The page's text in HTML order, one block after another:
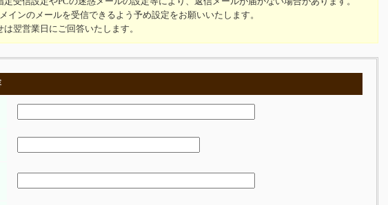
インのメールを受信できるよう予め設定をお願いいたします。
翌営業日にご回答いたします。